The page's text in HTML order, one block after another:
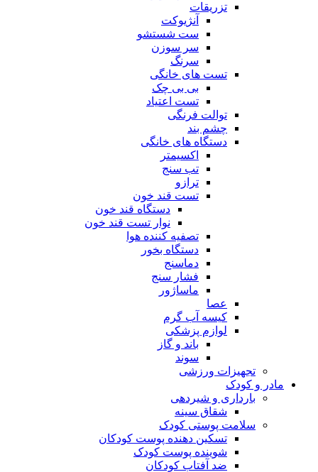
تزریقات
آنژیوکت
ست شستشو
سر سوزن
سرنگ
تست های خانگی
بی بی چک
تست اعتیاد
توالت فرنگی
چشم بند
دستگاه های خانگی
اکسیمتر
تب سنج
ترازو
تست قند خون
دستگاه قند خون
نوار تست قند خون
تصفیه کننده هوا
دستگاه بخور
دماسنج
فشار سنج
ماساژور
عصا
کیسه آب گرم
لوازم پزشکی
باند و گاز
سوند
تجهیزات ورزشی
مادر و کودک
بارداری و شیردهی
شقاق سینه
سلامت پوستی کودک
تسکین دهنده پوست کودکان
شوینده پوست کودک
ضد آفتاب کودکان